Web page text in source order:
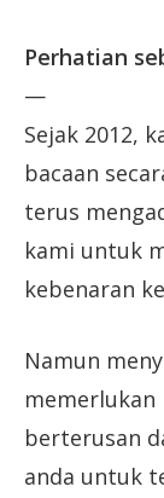
Perhatian
—
Sejak 2012,
bacaan
terus
kami untuk
kebenaran
Namun
berterusan
anda untuk